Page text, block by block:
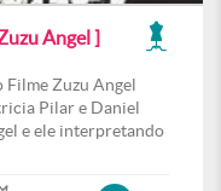
Angel ]
Zuzu Angel
Pilar e Daniel
e ele interpretando